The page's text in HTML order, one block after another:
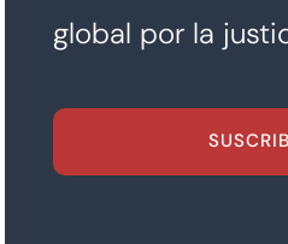
global por la